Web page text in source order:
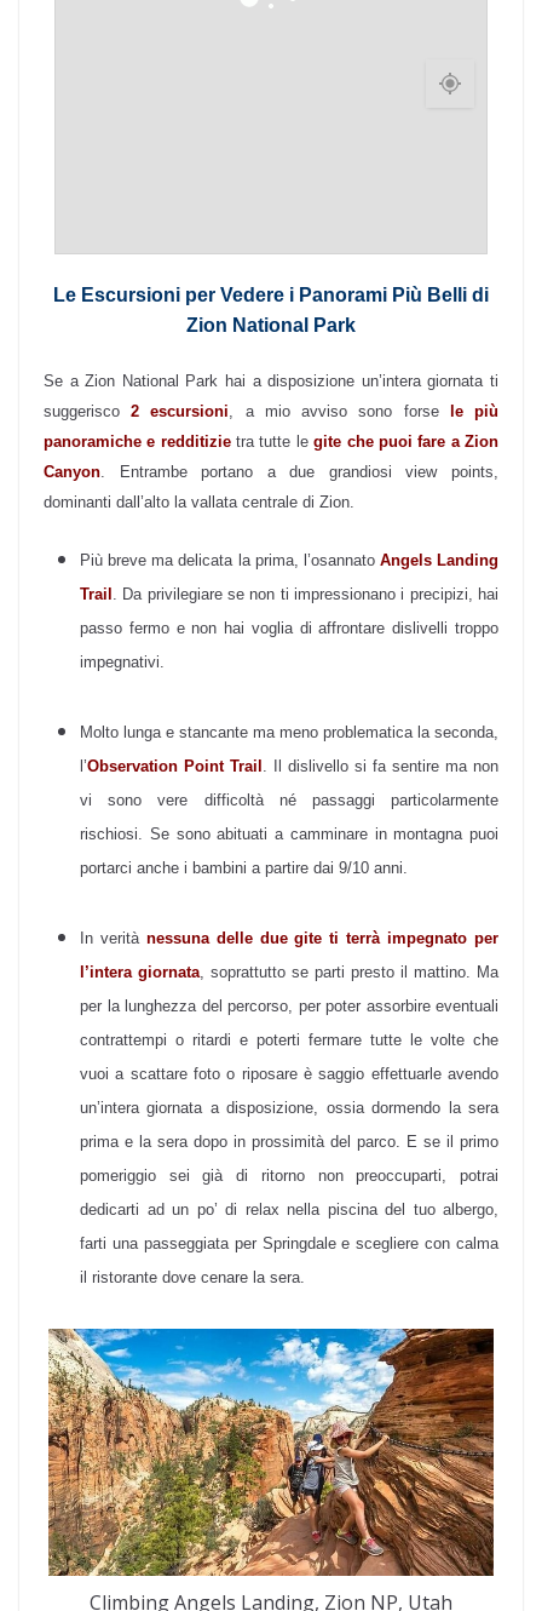
Le Escursioni per Vedere i Panorami Più Belli di
Zion National Park
Se a Zion National Park hai a disposizione un’intera giornata ti
suggerisco 2 escursioni , a mio avviso sono forsele più
panoramiche e redditizietra tutte legite che puoi fare a Zion
Canyon . Entrambe portano a due grandiosi view points,
dominanti dall’alto la vallata centrale di Zion.
Più breve ma delicata la prima, l’osannato Angels Landing
Trail
. Da privilegiare se non ti impressionano i precipizi, hai
passo fermo e non hai voglia di affrontare dislivelli troppo
impegnativi.
Molto lunga e stancante ma meno problematica la seconda,
l’Observation Point Trail
. Il dislivello si fa sentire ma non
vi sono vere difficoltà né passaggi particolarmente
rischiosi. Se sono abituati a camminare in montagna puoi
portarci anche i bambini a partire dai 9/10 anni.
In verità nessuna delle due gite ti terrà impegnato per
l’intera giornata , soprattutto se parti presto il mattino. Ma
per la lunghezza del percorso, per poter assorbire eventuali
contrattempi o ritardi e poterti fermare tutte le volte che
vuoi a scattare foto o riposare è saggio effettuarle avendo
un’intera giornata a disposizione, ossia dormendo la sera
prima e la sera dopo in prossimità del parco. E se il primo
pomeriggio sei già di ritorno non preoccuparti, potrai
dedicarti ad un po’ di relax nella piscina del tuo albergo,
farti una passeggiata per Springdale e scegliere con calma
il ristorante dove cenare la sera.
Climbing Angels Landing, Zion NP, Utah